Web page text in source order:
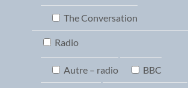
The Conversation
Radio
Autre – radio BBC